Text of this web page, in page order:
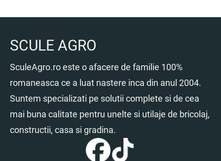
SCULE AGRO
SculeAgro.ro este o afacere de familie 100%
romaneasca ce a luat nastere inca din anul 2004.
Suntem specializati pe solutii complete si de cea
mai buna calitate pentru unelte si utilaje de bricolaj,
constructii, casa si gradina.